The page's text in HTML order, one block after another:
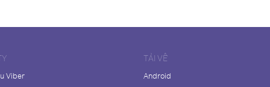
Viber
TẢI VỀ
Android